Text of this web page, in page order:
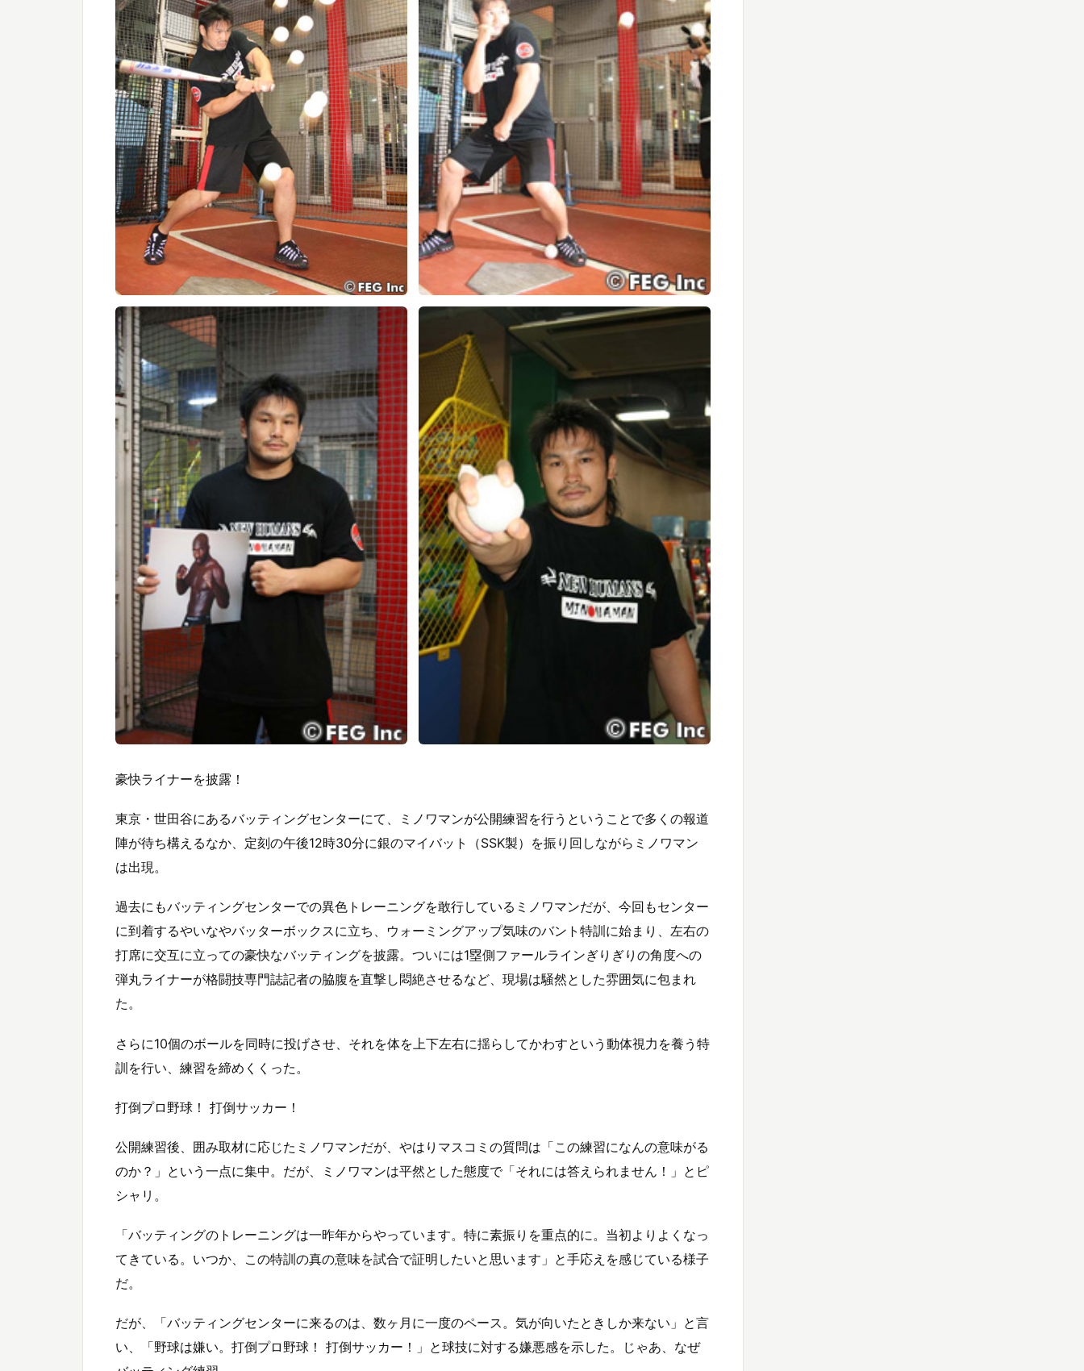
豪快ライナーを披露！
東京・世田谷にあるバッティングセンターにて、ミノワマンが公開練習を行うということで多くの報道
陣が待ち構えるなか、定刻の午後12時30分に銀のマイバット（SSK製）を振り回しながらミノワマン
は出現。
過去にもバッティングセンターでの異色トレーニングを敢行しているミノワマンだが、今回もセンター
に到着するやいなやバッターボックスに立ち、ウォーミングアップ気味のバント特訓に始まり、左右の
打席に交互に立っての豪快なバッティングを披露。ついには1塁側ファールラインぎりぎりの角度への
弾丸ライナーが格闘技専門誌記者の脇腹を直撃し悶絶させるなど、現場は騒然とした雰囲気に包まれ
た。
さらに10個のボールを同時に投げさせ、それを体を上下左右に揺らしてかわすという動体視力を養う特
訓を行い、練習を締めくくった。
打倒プロ野球！ 打倒サッカー！
公開練習後、囲み取材に応じたミノワマンだが、やはりマスコミの質問は「この練習になんの意味がる
のか？」という一点に集中。だが、ミノワマンは平然とした態度で「それには答えられません！」とピ
シャリ。
「バッティングのトレーニングは一昨年からやっています。特に素振りを重点的に。当初よりよくなっ
てきている。いつか、この特訓の真の意味を試合で証明したいと思います」と手応えを感じている様子
だ。
だが、「バッティングセンターに来るのは、数ヶ月に一度のペース。気が向いたときしか来ない」と言
い、「野球は嫌い。打倒プロ野球！ 打倒サッカー！」と球技に対する嫌悪感を示した。じゃあ、なぜ